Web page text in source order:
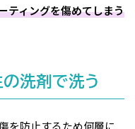
ティングを傷めてしまう
の洗剤で洗う
を防止するため何層に